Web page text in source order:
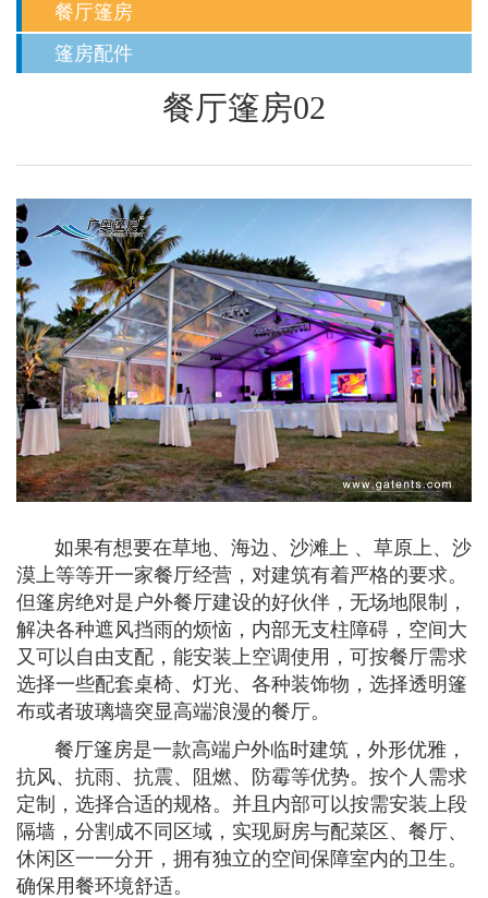
餐厅篷房
篷房配件
餐厅篷房02
如果有想要在草地、海边、沙滩上 、草原上、沙
漠上等等开一家餐厅经营，对建筑有着严格的要求。
但篷房绝对是户外餐厅建设的好伙伴，无场地限制，
解决各种遮风挡雨的烦恼，内部无支柱障碍，空间大
又可以自由支配，能安装上空调使用，可按餐厅需求
选择一些配套桌椅、灯光、各种装饰物，选择透明篷
布或者玻璃墙突显高端浪漫的餐厅。
餐厅篷房是一款高端户外临时建筑，外形优雅，
抗风、抗雨、抗震、阻燃、防霉等优势。按个人需求
定制，选择合适的规格。并且内部可以按需安装上段
隔墙，分割成不同区域，实现厨房与配菜区、餐厅、
休闲区一一分开，拥有独立的空间保障室内的卫生。
确保用餐环境舒适。